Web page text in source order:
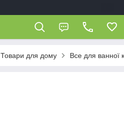
Товари для дому Все для ванної